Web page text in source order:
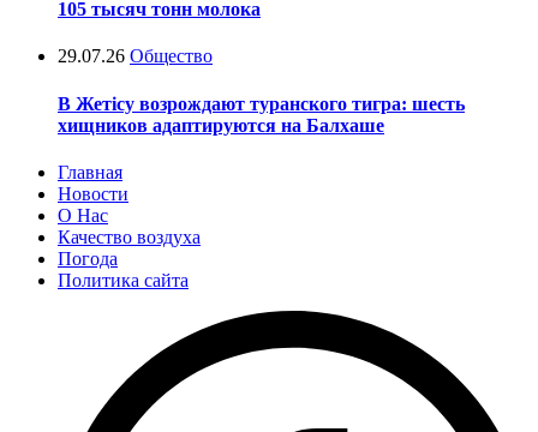
105 тысяч тонн молока
29.07.26 Общество
В Жетісу возрождают туранского тигра: шесть
хищников адаптируются на Балхаше
Главная
Новости
О Нас
Качество воздуха
Погода
Политика сайта